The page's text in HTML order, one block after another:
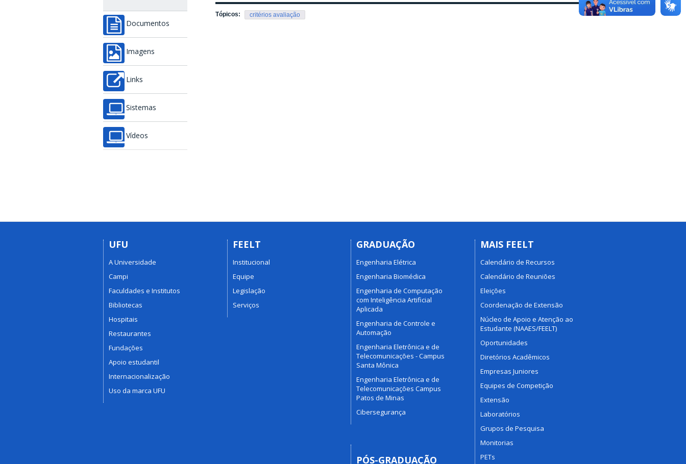
Documentos
Imagens
Links
Sistemas
Vídeos
Tópicos: critérios avaliação
UFU
A Universidade
Campi
Faculdades e Institutos
Bibliotecas
Hospitais
Restaurantes
Fundações
Apoio estudantil
Internacionalização
Uso da marca UFU
FEELT
Institucional
Equipe
Legislação
Serviços
GRADUAÇÃO
Engenharia Elétrica
Engenharia Biomédica
Engenharia de Computação
com Inteligência Artificial
Aplicada
Engenharia de Controle e
Automação
Engenharia Eletrônica e de
Telecomunicações - Campus
Santa Mônica
Engenharia Eletrônica e de
Telecomunicações Campus
Patos de Minas
Cibersegurança
PÓS-GRADUAÇÃO
MAIS FEELT
Calendário de Recursos
Calendário de Reuniões
Eleições
Coordenação de Extensão
Núcleo de Apoio e Atenção ao
Estudante (NAAES/FEELT)
Oportunidades
Diretórios Acadêmicos
Empresas Juniores
Equipes de Competição
Extensão
Laboratórios
Grupos de Pesquisa
Monitorias
PETs